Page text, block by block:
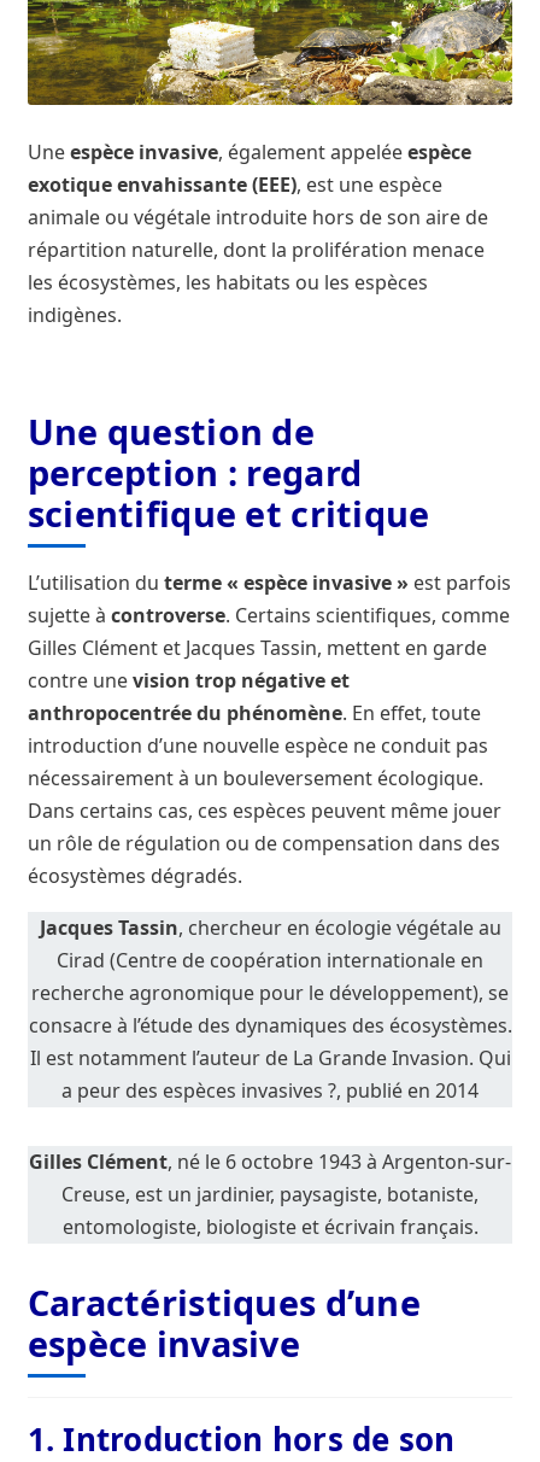
Le frelon oriental
pour la biodiversité
Les travaux de préfiguration
Mentions légales
Nos missions
Qui est le plus intéressant à interviewer pour parler
du frelon asiatique en France ?
Uneespèce invasive, également appeléeespèce
exotique envahissante (EEE), est une espèce
animale ou végétale introduite hors de son aire de
répartition naturelle, dont la prolifération menace
les écosystèmes, les habitats ou les espèces
indigènes.
Une question de
perception : regard
scientifique et critique
L’utilisation du terme « espèce invasive » est parfois
sujette à controverse. Certains scientifiques, comme
Gilles Clément et Jacques Tassin, mettent en garde
contre unevision trop négative et
anthropocentrée du phénomène. En effet, toute
introduction d’une nouvelle espèce ne conduit pas
nécessairement à un bouleversement écologique.
Dans certains cas, ces espèces peuvent même jouer
un rôle de régulation ou de compensation dans des
écosystèmes dégradés.
Jacques Tassin, chercheur en écologie végétale au
Cirad (Centre de coopération internationale en
recherche agronomique pour le développement), se
consacre à l’étude des dynamiques des écosystèmes.
Il est notamment l’auteur de La Grande Invasion. Qui
a peur des espèces invasives ?, publié en 2014
Gilles Clément, né le 6 octobre 1943 à Argenton-sur-
Creuse, est un jardinier, paysagiste, botaniste,
entomologiste, biologiste et écrivain français.
Caractéristiques d’une
espèce invasive
1. Introduction hors de son